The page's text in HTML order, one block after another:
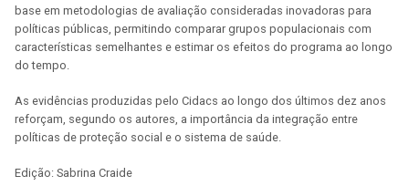
base em metodologias de avaliação consideradas inovadoras para
políticas públicas, permitindo comparar grupos populacionais com
características semelhantes e estimar os efeitos do programa ao longo
do tempo.
As evidências produzidas pelo Cidacs ao longo dos últimos dez anos
reforçam, segundo os autores, a importância da integração entre
políticas de proteção social e o sistema de saúde.
Edição: Sabrina Craide